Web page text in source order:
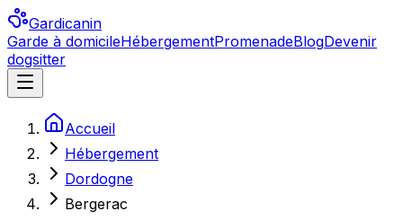
Gardicanin
Garde à domicileHébergementPromenadeBlogDevenir
dogsitter
Accueil
Hébergement
Dordogne
Bergerac